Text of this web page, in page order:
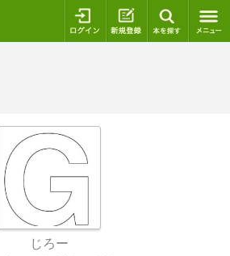
ログイン 新規登録
じろー